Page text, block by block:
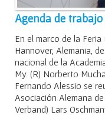
CONTACTO
Agenda de
En el marco de la
Hannover, Alemania,
nacional de la
My. (R) Norberto
Fernando Alessio se
Asociación Alemana
Verband) Lars